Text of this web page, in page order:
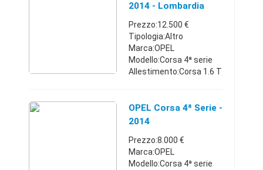
2014 - Lombardia
Prezzo:12.500 €
Tipologia:Altro
Marca:OPEL
Modello:Corsa 4ª serie
Allestimento:Corsa 1.6 T
Cambio:Manuale Anno
immatricolazione:2014
Classe emis ...
OPEL Corsa 4ª Serie -
2014
Prezzo:8.000 €
Marca:OPEL
Modello:Corsa 4ª serie